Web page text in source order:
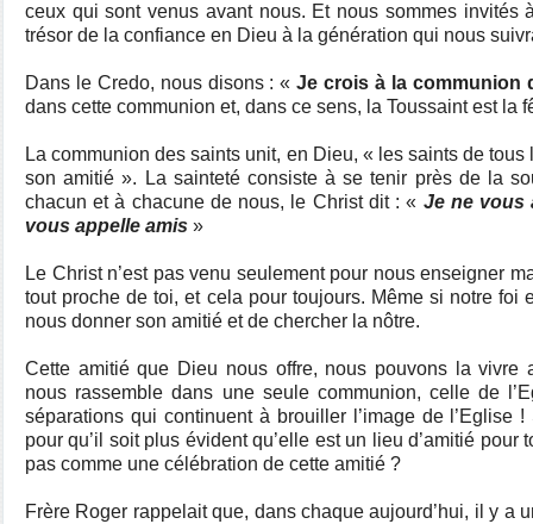
ceux qui sont venus avant nous. Et nous sommes invités
trésor de la confiance en Dieu à la génération qui nous
Dans le Credo, nous disons : « Je crois à la communion
dans cette communion et, dans ce sens, la Toussaint est la
La communion des saints unit, en Dieu, « les saints de
son amitié ». La sainteté consiste à se tenir près de la
chacun et à chacune de nous, le Christ dit : « Je ne vous
vous appelle amis »
Le Christ n’est pas venu seulement pour nous enseigner
tout proche de toi, et cela pour toujours. Même si notre foi
nous donner son amitié et de chercher la nôtre.
Cette amitié que Dieu nous offre, nous pouvons la vivre
nous rassemble dans une seule communion, celle de
séparations qui continuent à brouiller l’image de l’Eglise
pour qu’il soit plus évident qu’elle est un lieu d’amitié pour
pas comme une célébration de cette amitié ?
Frère Roger rappelait que, dans chaque aujourd’hui, il y a